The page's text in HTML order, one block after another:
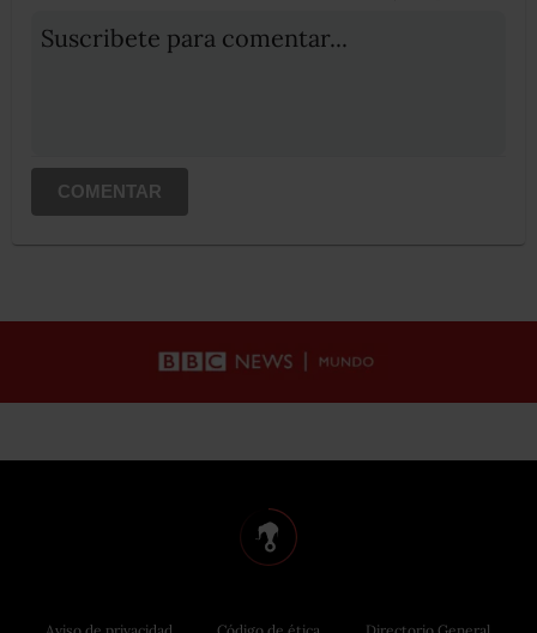
Suscribete para comentar...
COMENTAR